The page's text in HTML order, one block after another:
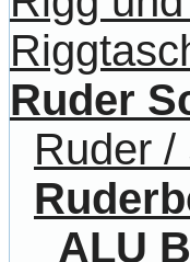
Ruder
Ruder /
ALU